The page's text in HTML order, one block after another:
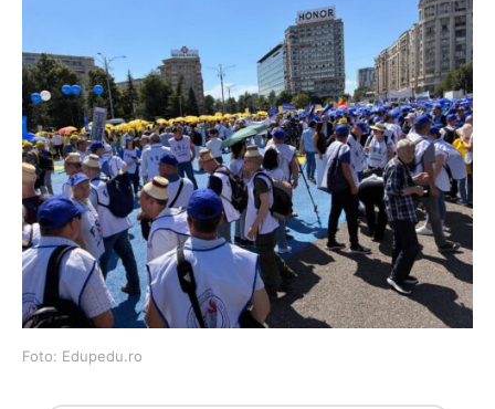
Foto: Edupedu.ro